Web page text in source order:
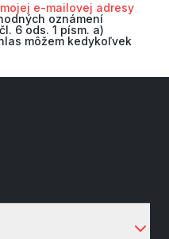
e-mailovej adresy
oznámení
6 ods. 1 písm. a)
môžem kedykoľvek